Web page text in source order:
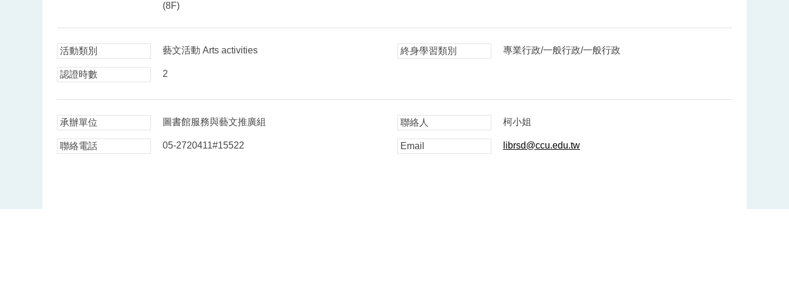
(8F)
活動類別 藝文活動 Arts activities 終身學習類別 專業行政/一般行政/一般行政
認證時數 2
承辦單位 圖書館服務與藝文推廣組 聯絡人 柯小姐
聯絡電話 05-2720411#15522 Email librsd@ccu.edu.tw